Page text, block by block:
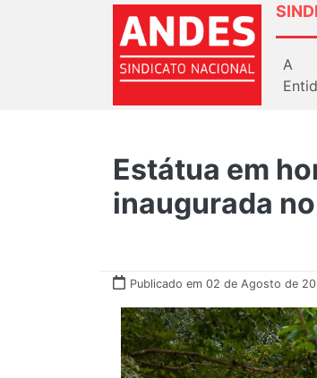
A
Estátua em
inaugurada
Publicado em 02 de Agosto de